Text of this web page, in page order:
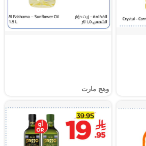
وهج مارت